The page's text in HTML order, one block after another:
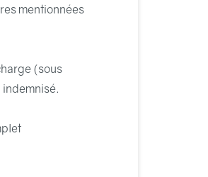
mentionnées
(sous